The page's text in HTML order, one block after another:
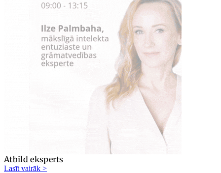
Atbild eksperts
Lasīt vairāk >